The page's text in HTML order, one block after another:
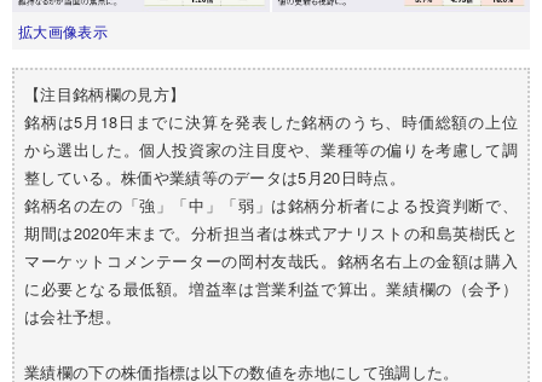
拡大画像表示
【注目銘柄欄の見方】
銘柄は5月18日までに決算を発表した銘柄のうち、時価総額の上位
から選出した。個人投資家の注目度や、業種等の偏りを考慮して調
整している。株価や業績等のデータは5月20日時点。
銘柄名の左の「強」「中」「弱」は銘柄分析者による投資判断で、
期間は2020年末まで。分析担当者は株式アナリストの和島英樹氏と
マーケットコメンテーターの岡村友哉氏。銘柄名右上の金額は購入
に必要となる最低額。増益率は営業利益で算出。業績欄の（会予）
は会社予想。
業績欄の下の株価指標は以下の数値を赤地にして強調した。